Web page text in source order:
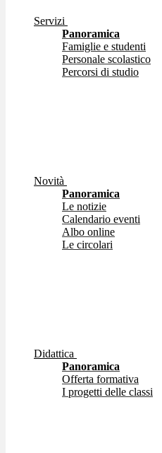
Servizi
Panoramica
Famiglie e studenti
Personale scolastico
Percorsi di studio
Novità
Panoramica
Le notizie
Calendario eventi
Albo online
Le circolari
Didattica
Panoramica
Offerta formativa
I progetti delle classi